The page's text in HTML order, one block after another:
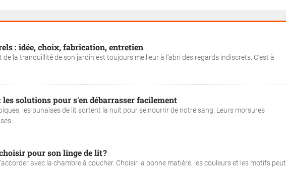
: idée, choix, fabrication, entretien
la tranquillité de son jardin est toujours meilleur à l’abri des regards indiscrets. C’est à
les solutions pour s'en débarrasser facilement
les punaises de lit sortent la nuit pour se nourrir de notre sang. Leurs morsures
...
pour son linge de lit ?
avec la chambre à coucher. Choisir la bonne matière, les couleurs et les motifs peut